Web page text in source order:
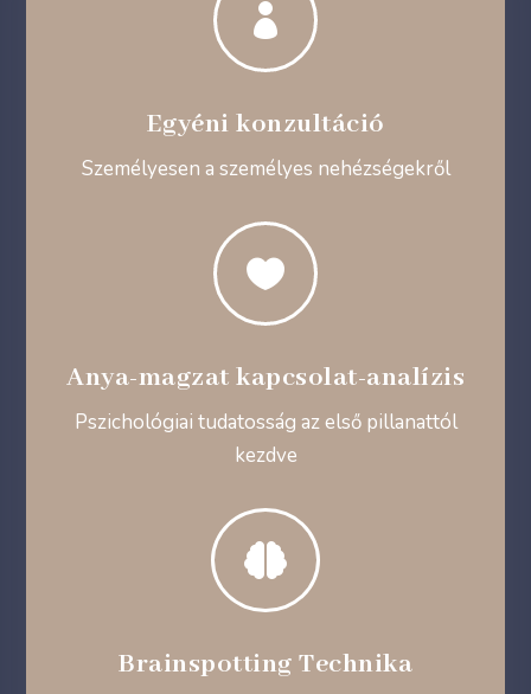

Egyéni konzultáció
Személyesen a személyes nehézségekről

Anya-magzat kapcsolat-analízis
Pszichológiai tudatosság az első pillanattól
kezdve

Brainspotting Technika